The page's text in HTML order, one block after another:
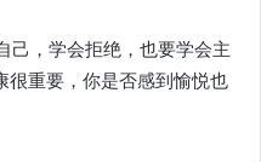
己，学会拒绝，也要学会主
很重要，你是否感到愉悦也